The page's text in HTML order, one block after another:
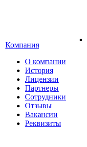
Компания
О компании
История
Лицензии
Партнеры
Сотрудники
Отзывы
Вакансии
Реквизиты